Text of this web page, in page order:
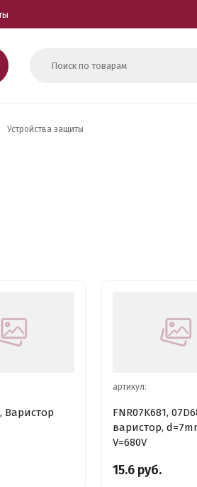
Устройства защиты
Варистор
артикул:
FNR07K681,
варистор,
V=680V
15.6 руб.